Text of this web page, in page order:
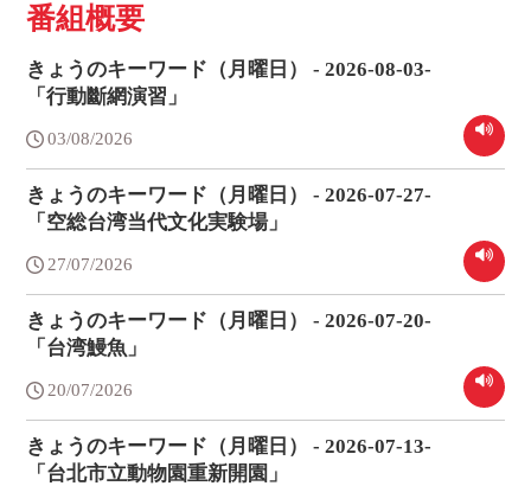
番組概要
きょうのキーワード（月曜日） - 2026-08-03-
「行動斷網演習」
03/08/2026
きょうのキーワード（月曜日） - 2026-07-27-
「空総台湾当代文化実験場」
27/07/2026
きょうのキーワード（月曜日） - 2026-07-20-
「台湾鰻魚」
20/07/2026
きょうのキーワード（月曜日） - 2026-07-13-
「台北市立動物園重新開園」